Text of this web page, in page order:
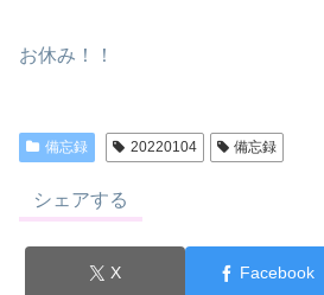
お休み！！
備忘録 20220104 備忘録
シェアする
X Facebook